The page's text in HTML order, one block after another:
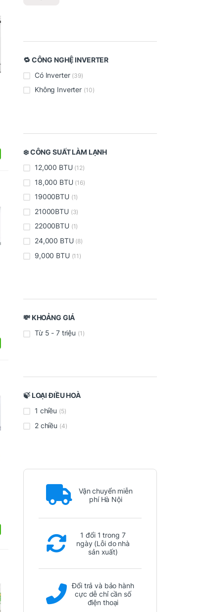
🔁 CÔNG NGHỆ INVERTER
Có Inverter (39)
Không Inverter (10)
❄️ CÔNG SUẤT LÀM LẠNH
12,000 BTU (12)
18,000 BTU (16)
19000BTU (1)
21000BTU (3)
22000BTU (1)
24,000 BTU (8)
9,000 BTU (11)
💸 KHOẢNG GIÁ
Từ 5 - 7 triệu (1)
🍃 LOẠI ĐIỀU HOÀ
1 chiều (5)
2 chiều (4)
Vận chuyển miễn
phí Hà Nội
1 đổi 1 trong 7
ngày (Lỗi do nhà
sản xuất)
Đổi trả và bảo hành
cực dễ chỉ cần số
điện thoại